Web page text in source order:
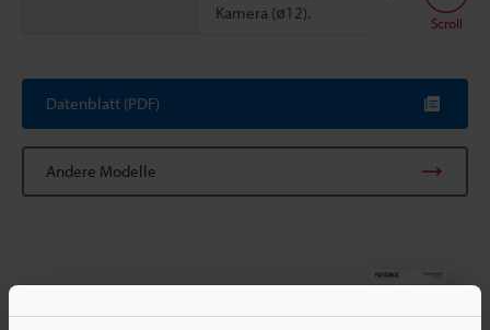
Kamera (ø12).
Scroll
Datenblatt (PDF)
Andere Modelle
Broschüre herunterladen